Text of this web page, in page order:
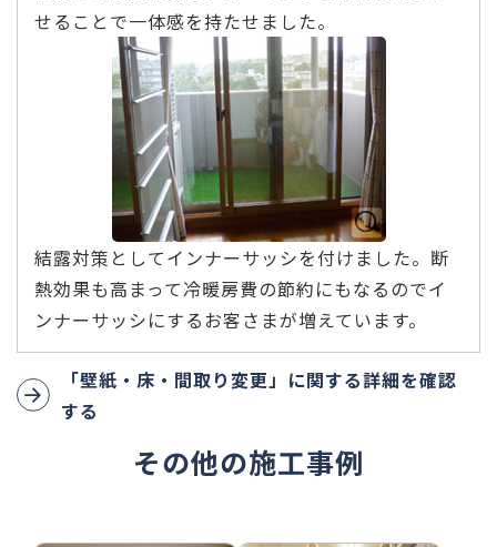
せることで一体感を持たせました。
結露対策としてインナーサッシを付けました。断
熱効果も高まって冷暖房費の節約にもなるのでイ
ンナーサッシにするお客さまが増えています。
「壁紙・床・間取り変更」に関する詳細を確認
する
その他の施工事例